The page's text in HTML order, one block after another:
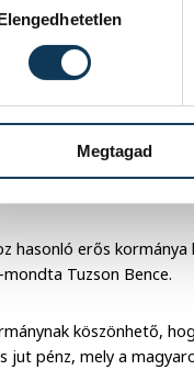
Megtagad
kerül hatalomra, vajon
fejtegette.
politikusok közt is
önfeladásban
elgondolkozni azon is,
hasonló erős
Tuzson Bence.
köszönhető,
jut pénz, mely a